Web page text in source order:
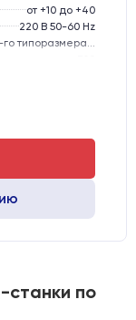
от +10 до +40
220 В 50-60 Hz
станки по